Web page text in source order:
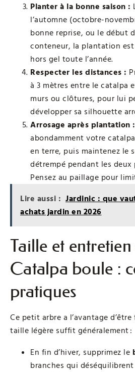
Planter à la bonne saison :
l’automne (octobre-
bonne reprise, ou le début
conteneur, la plantation
hors gel toute l’année.
Respecter les distances :
à 3 mètres entre le catalpa
murs ou clôtures, pour lui
développer sa silhouette
Arrosage après plantation :
abondamment votre
en terre, puis maintenez le
détrempé pendant les deux
Pensez au paillage pour
Lire aussi : Jardinic : que
achats jardin en 2026
Taille et
Catalpa boule :
pratiques
Ce petit arbre a l’avantage
taille légère suffit généralement :
En fin d’hiver, supprimez le
branches qui